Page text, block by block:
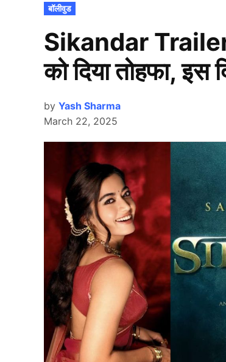
POSTED
IN
बॉलीवुड
Sikandar
को दिया तोहफा, इस
by Yash Sharma
March 22, 2025